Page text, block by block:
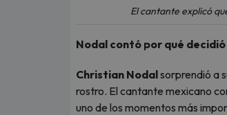
El cantante explicó
Nodal contó por qué
Christian Nodalsorprendió a
rostro. El cantante mexicano
uno de los momentos más